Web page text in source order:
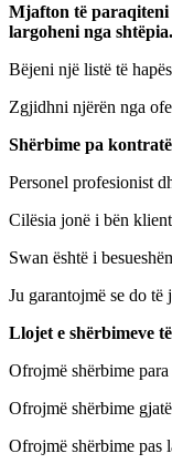
Mjafton të paraqiteni
largoheni nga shtëpia.
Bëjeni një listë të
Zgjidhni njërën nga
Shërbime pa
Personel profesionist
Cilësia jonë i bën
Swan është i
Ju garantojmë se do të
Llojet e shërbimeve
Ofrojmë shërbime
Ofrojmë shërbime
Ofrojmë shërbime pas